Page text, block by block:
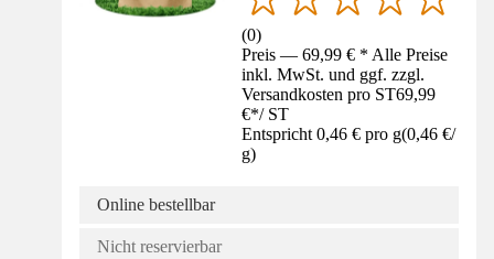
(0)
Preis — 69,99 € * Alle Preise
inkl. MwSt. und ggf. zzgl.
Versandkosten pro ST69,99
€*/ ST
Entspricht 0,46 € pro g(0,46 €/
g)
Online bestellbar
Nicht reservierbar